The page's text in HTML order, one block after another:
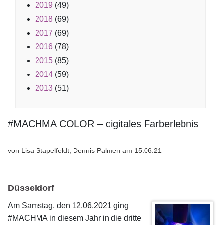
2019 (49)
2018 (69)
2017 (69)
2016 (78)
2015 (85)
2014 (59)
2013 (51)
#MACHMA COLOR – digitales Farberlebnis
von Lisa Stapelfeldt, Dennis Palmen am 15.06.21
Düsseldorf
Am Samstag, den 12.06.2021 ging
#MACHMA in diesem Jahr in die dritte